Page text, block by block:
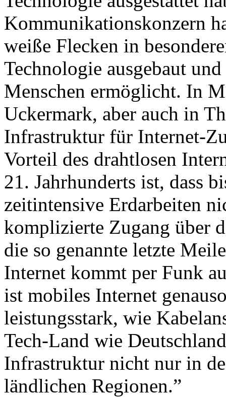
Kommunikationskonzern
weiße Flecken in
Technologie ausgebaut
Menschen ermöglicht. In
Uckermark, aber auch in
Infrastruktur für Internet-
Vorteil des drahtlosen
21. Jahrhunderts ist, dass
zeitintensive Erdarbeiten
komplizierte Zugang über
die so genannte letzte
Internet kommt per Funk
ist mobiles Internet
leistungsstark, wie
Tech-Land wie
Infrastruktur nicht nur in
ländlichen Regionen.”